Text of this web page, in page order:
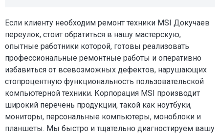
Если клиенту необходим ремонт техники MSI Докучаев
переулок, стоит обратиться в нашу мастерскую,
опытные работники которой, готовы реализовать
профессиональные ремонтные работы и оперативно
избавиться от всевозможных дефектов, нарушающих
стопроцентную функциональность пользовательской
компьютерной техники. Корпорация MSI производит
широкий перечень продукции, такой как ноутбуки,
мониторы, персональные компьютеры, моноблоки и
планшеты. Мы быстро и тщательно диагностируем вашу